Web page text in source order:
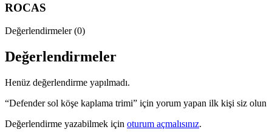
ROCAS
Değerlendirmeler (0)
Değerlendirmeler
Henüz değerlendirme yapılmadı.
“Defender sol köşe kaplama trimi” için yorum yapan ilk kişi siz olun
Değerlendirme yazabilmek için oturum açmalısınız.